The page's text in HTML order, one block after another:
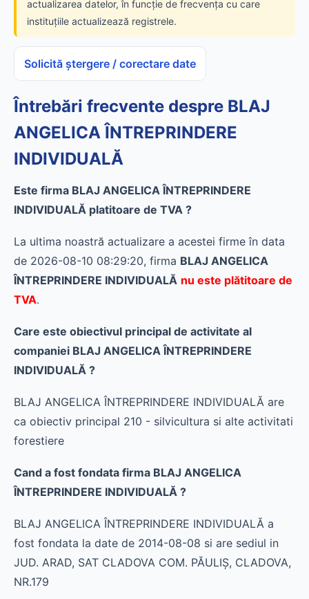
actualizarea datelor, în funcție de frecvența cu care
instituțiile actualizează registrele.
Solicită ștergere / corectare date
Întrebări frecvente despre BLAJ
ANGELICA ÎNTREPRINDERE
INDIVIDUALĂ
Este firma BLAJ ANGELICA ÎNTREPRINDERE
INDIVIDUALĂ platitoare de TVA ?
La ultima noastră actualizare a acestei firme în data
de 2026-08-10 08:29:20, firma BLAJ ANGELICA
ÎNTREPRINDERE INDIVIDUALĂ nu este plătitoare de
TVA.
Care este obiectivul principal de activitate al
companiei BLAJ ANGELICA ÎNTREPRINDERE
INDIVIDUALĂ ?
BLAJ ANGELICA ÎNTREPRINDERE INDIVIDUALĂ are
ca obiectiv principal 210 - silvicultura si alte activitati
forestiere
Cand a fost fondata firma BLAJ ANGELICA
ÎNTREPRINDERE INDIVIDUALĂ ?
BLAJ ANGELICA ÎNTREPRINDERE INDIVIDUALĂ a
fost fondata la date de 2014-08-08 si are sediul in
JUD. ARAD, SAT CLADOVA COM. PĂULIŞ, CLADOVA,
NR.179